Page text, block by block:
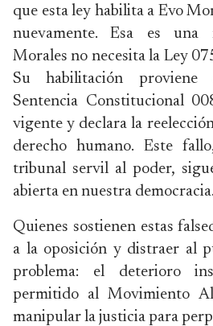
que esta ley habilita a Evo
nuevamente. Esa es una
Morales no necesita la Ley
Su habilitación proviene
Sentencia Constitucional
vigente y declara la
derecho humano. Este
tribunal servil al poder,
abierta en nuestra democracia.
Quienes sostienen estas
a la oposición y distraer al
problema: el deterioro
permitido al Movimiento
manipular la justicia para